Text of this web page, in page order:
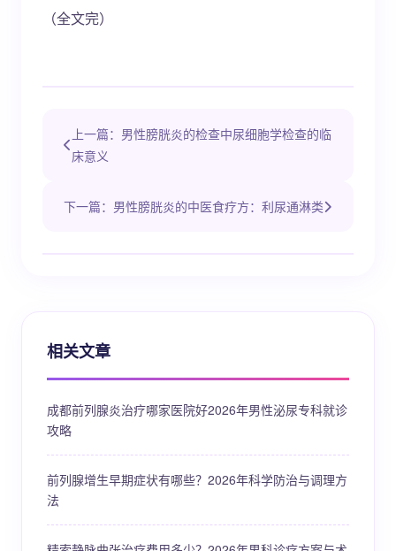
（全文完）
上一篇：男性膀胱炎的检查中尿细胞学检查的临
床意义
下一篇：男性膀胱炎的中医食疗方：利尿通淋类
相关文章
成都前列腺炎治疗哪家医院好2026年男性泌尿专科就诊
攻略
前列腺增生早期症状有哪些？2026年科学防治与调理方
法